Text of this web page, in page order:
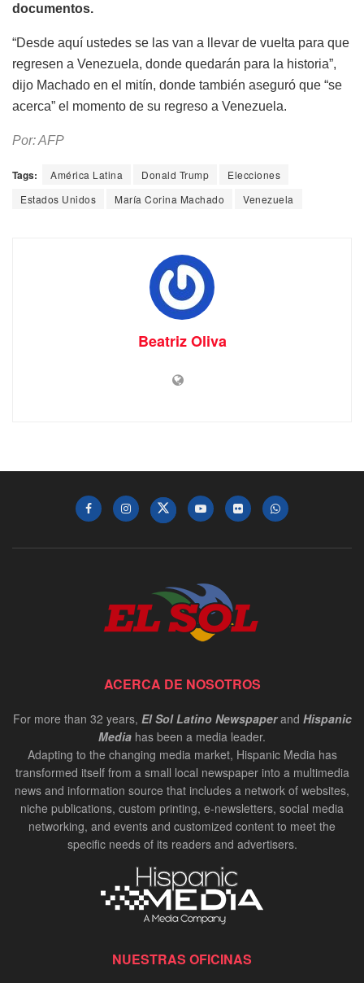
documentos.
“Desde aquí ustedes se las van a llevar de vuelta para que
regresen a Venezuela, donde quedarán para la historia”,
dijo Machado en el mitín, donde también aseguró que “se
acerca” el momento de su regreso a Venezuela.
Por: AFP
Tags: América Latina Donald Trump
Elecciones
Estados Unidos
María Corina Machado Venezuela
Beatriz Oliva
ACERCA DE NOSOTROS
For more than 32 years, El Sol Latino Newspaperand Hispanic
Media has been a media leader.
Adapting to the changing media market, Hispanic Media has
transformed itself from a small local newspaper into a multimedia
news and information source that includes a network of websites,
niche publications, custom printing, e-newsletters, social media
networking, and events and customized content to meet the
specific needs of its readers and advertisers.
NUESTRAS OFICINAS